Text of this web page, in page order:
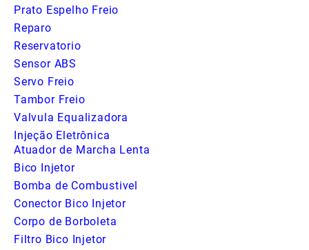
Prato Espelho Freio
Reparo
Reservatorio
Sensor ABS
Servo Freio
Tambor Freio
Valvula Equalizadora
Injeção Eletrônica
Atuador de Marcha Lenta
Bico Injetor
Bomba de Combustivel
Conector Bico Injetor
Corpo de Borboleta
Filtro Bico Injetor